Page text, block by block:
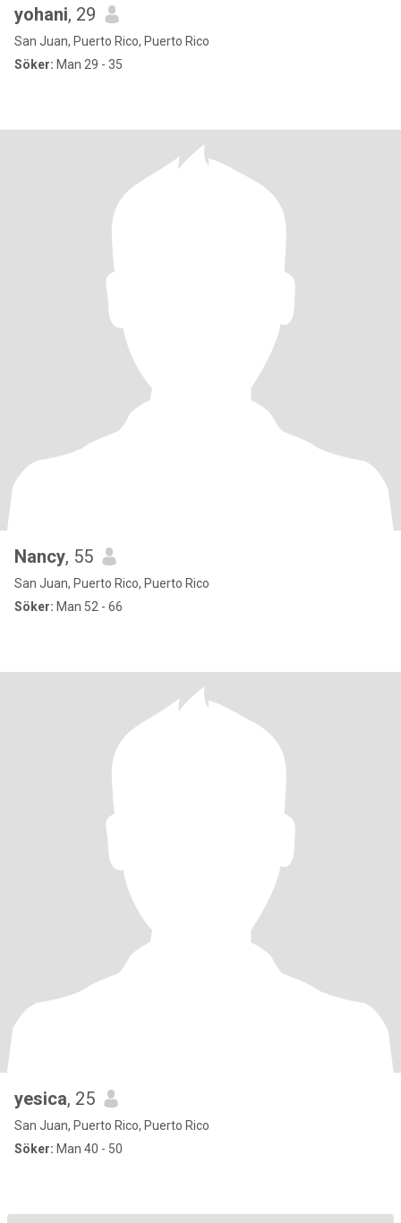
yohani, 29
San Juan, Puerto Rico, Puerto Rico
Söker: Man 29 - 35
Nancy, 55
San Juan, Puerto Rico, Puerto Rico
Söker: Man 52 - 66
yesica, 25
San Juan, Puerto Rico, Puerto Rico
Söker: Man 40 - 50